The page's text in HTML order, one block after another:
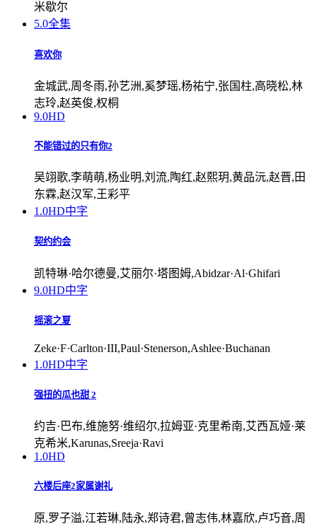
米歇尔
5.0全集
喜欢你
金城武,周冬雨,孙艺洲,奚梦瑶,杨祐宁,张国柱,高晓松,林
志玲,赵英俊,权桐
9.0HD
不能错过的只有你2
吴翊歌,李萌萌,杨业明,刘流,陶红,赵熙玥,黄品沅,赵晋,田
东霖,赵汉军,王彩平
1.0HD中字
契约约会
凯特琳·哈尔德曼,艾丽尔·塔图姆,Abidzar·Al·Ghifari
9.0HD中字
摇滚之夏
Zeke·F·Carlton·III,Paul·Stenerson,Ashlee·Buchanan
1.0HD中字
强扭的瓜也甜 2
约吉·巴布,维施努·维绍尔,拉姆亚·克里希南,艾西瓦娅·莱
克希米,Karunas,Sreeja·Ravi
1.0HD
六楼后座2家属谢礼
原,罗子溢,江若琳,陆永,郑诗君,曾志伟,林嘉欣,卢巧音,周